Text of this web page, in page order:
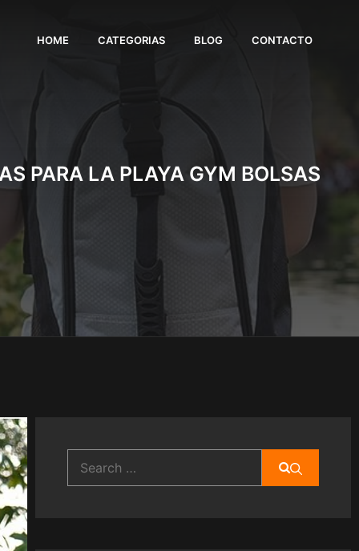
HOME CATEGORIAS BLOG CONTACTO
PARA LA PLAYA GYM BOLSAS
for: